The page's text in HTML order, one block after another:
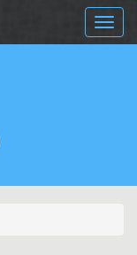
Toggle